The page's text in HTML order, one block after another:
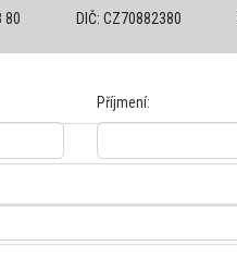
80 DIČ: CZ70882380
Příjmení: